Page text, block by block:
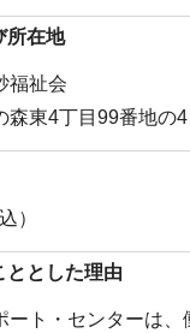
所在地
福祉会
森東4丁目99番地の4
）
ととした理由
ート・センターは、